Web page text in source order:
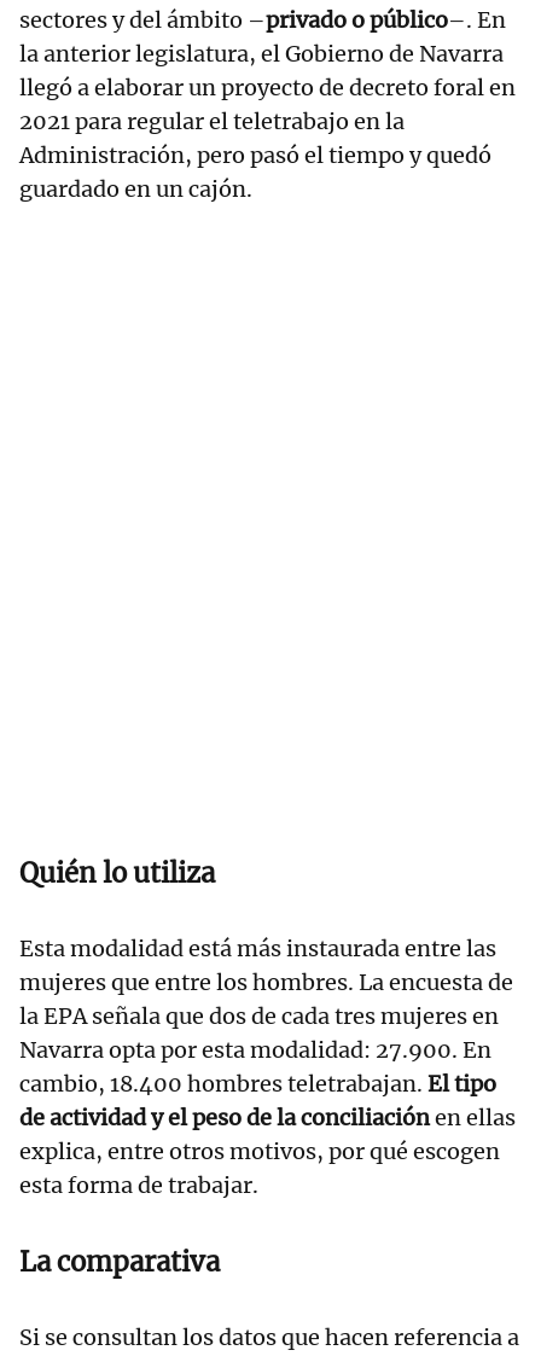
sectores y del ámbito –privado o público–. En
la anterior legislatura, el Gobierno de Navarra
llegó a elaborar un proyecto de decreto foral en
2021 para regular el teletrabajo en la
Administración, pero pasó el tiempo y quedó
guardado en un cajón.
Quién lo utiliza
Esta modalidad está más instaurada entre las
mujeres que entre los hombres. La encuesta de
la EPA señala que dos de cada tres mujeres en
Navarra opta por esta modalidad: 27.900. En
cambio, 18.400 hombres teletrabajan. El tipo
de actividad y el peso de la conciliaciónen ellas
explica, entre otros motivos, por qué escogen
esta forma de trabajar.
La comparativa
Si se consultan los datos que hacen referencia a